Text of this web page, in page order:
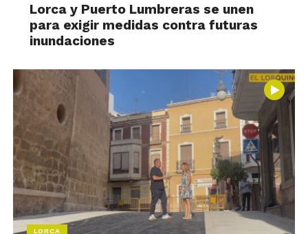
Lorca y Puerto Lumbreras se unen
para exigir medidas contra futuras
inundaciones
LORCA